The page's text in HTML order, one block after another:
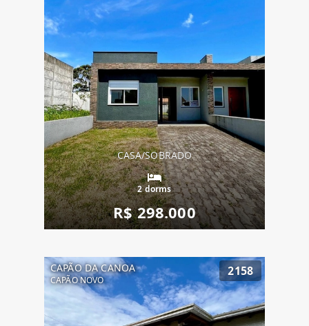
CASA/SOBRADO
2 dorms
R$ 298.000
CAPÃO DA CANOA
CAPÃO NOVO
2158